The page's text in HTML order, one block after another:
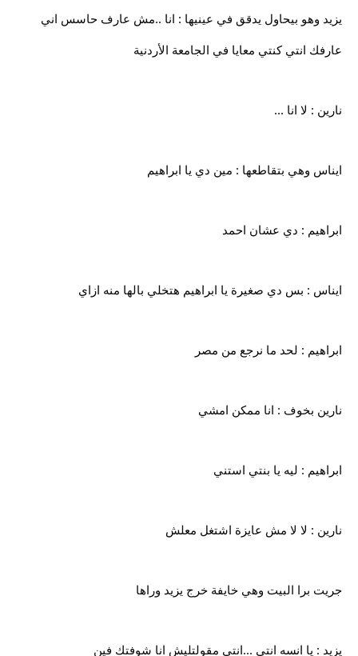
يزيد وهو بيحاول يدقق في عينيها : انا ..مش عارف حاسس اني
عارفك انتي كنتي معايا في الجامعة الأردنية
نارين : لا انا ...
ايناس وهي بتقاطعها : مين دي يا ابراهيم
ابراهيم : دي عشان احمد
ايناس : بس دي صغيرة يا ابراهيم هتخلي بالها منه ازاي
ابراهيم : لحد ما نرجع من مصر
نارين بخوف : انا ممكن امشي
ابراهيم : ليه يا بنتي استني
نارين : لا لا مش عايزة اشتغل معلش
جريت برا البيت وهي خايفة خرج يزيد وراها
يزيد : يا انسه انتي ...انتي مقولتليش انا شوفتك فين